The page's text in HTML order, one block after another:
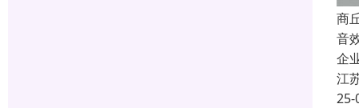
商
音
企
江
25-